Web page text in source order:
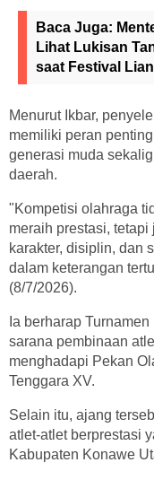
Baca Juga:
Lihat Lukisan
saat Festival
Menurut Ikbar,
memiliki peran
generasi muda
daerah.
"Kompetisi olahraga
meraih prestasi,
karakter, disiplin, dan
dalam keterangan
(8/7/2026).
Ia berharap
sarana pembinaan
menghadapi Pekan
Tenggara XV.
Selain itu, ajang
atlet-atlet berprestasi
Kabupaten Konawe